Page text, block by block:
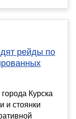
рейды по
Курска
и стоянки